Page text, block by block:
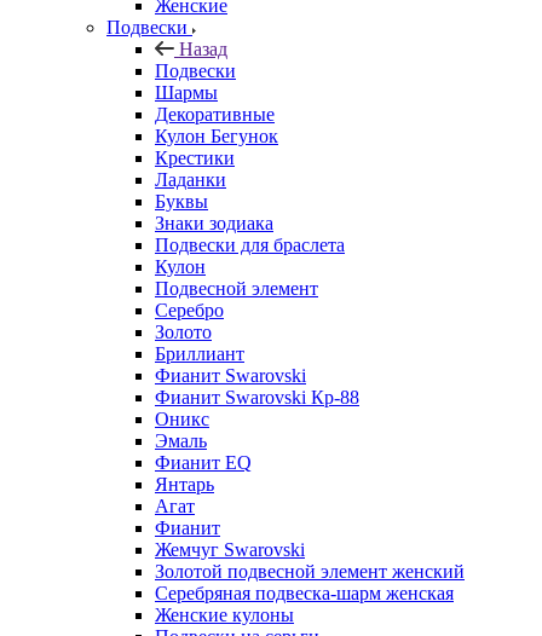
Женские
Подвески
Назад
Подвески
Шармы
Декоративные
Кулон Бегунок
Крестики
Ладанки
Буквы
Знаки зодиака
Подвески для браслета
Кулон
Подвесной элемент
Серебро
Золото
Бриллиант
Фианит Swarovski
Фианит Swarovski Кр-88
Оникс
Эмаль
Фианит EQ
Янтарь
Агат
Фианит
Жемчуг Swarovski
Золотой подвесной элемент женcкий
Серебряная подвеска-шарм женская
Женские кулоны